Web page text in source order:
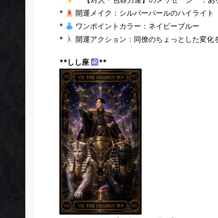
*
開運メイク：シルバーパールのハイライト
*
ワンポイントカラー：ネイビーブルー
*
開運アクション：同僚のちょっとした変化
**しし座 **